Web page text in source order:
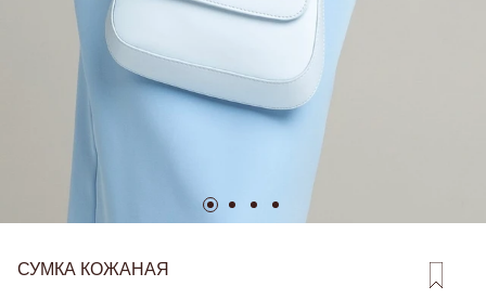
СУМКА КОЖАНАЯ